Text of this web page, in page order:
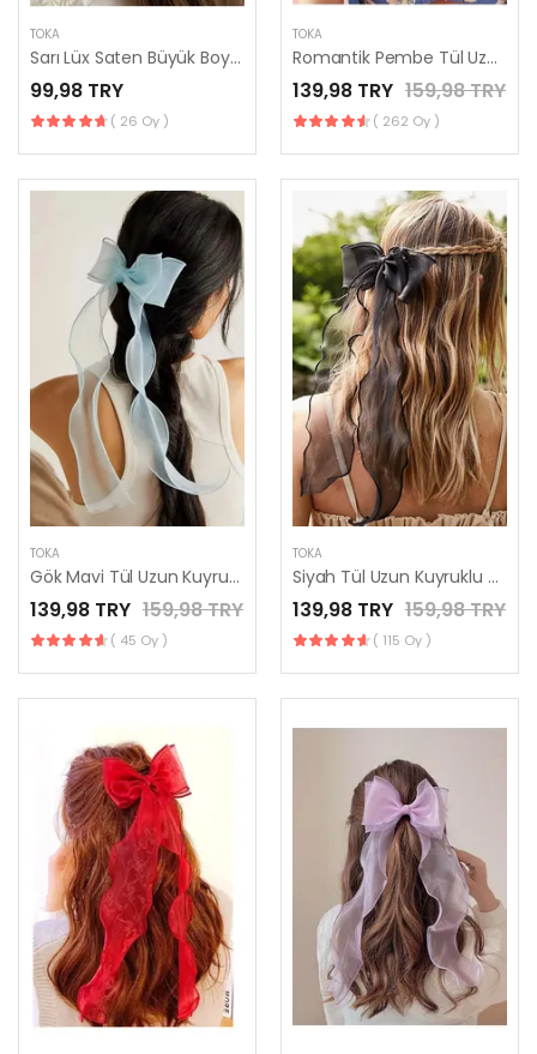
TOKA
Sarı Lüx Saten Büyük Boy Scrunchie, Simit Toka
99,98 TRY
( 26 Oy )
TOKA
Romantik Pembe Tül Uzun Kuyruklu Otomatik Klipsli Fiyonk Toka
139,98 TRY 159,98 TRY
( 262 Oy )
TOKA
Gök Mavi Tül Uzun Kuyruklu Otomatik Klipsli Fiyonk Toka
139,98 TRY 159,98 TRY
( 45 Oy )
TOKA
Siyah Tül Uzun Kuyruklu Otomatik Klipsli Fiyonk Toka
139,98 TRY 159,98 TRY
( 115 Oy )